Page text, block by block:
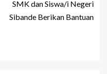
SMK dan Siswa/i Negeri
Sibande Berikan Bantuan